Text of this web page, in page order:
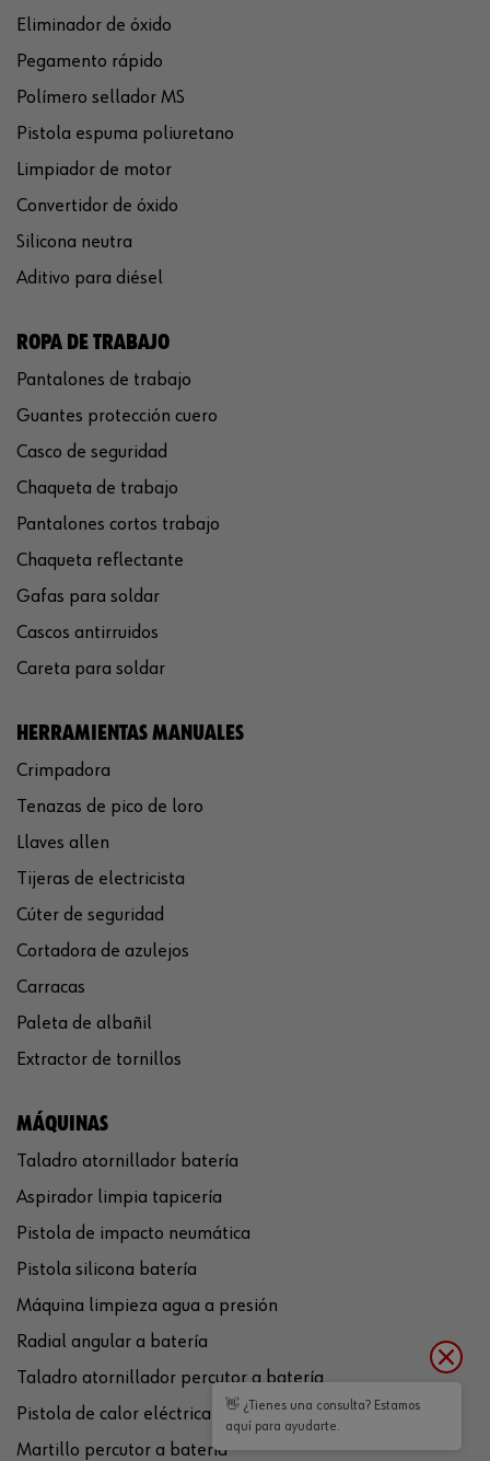
Eliminador de óxido
Pegamento rápido
Polímero sellador MS
Pistola espuma poliuretano
Limpiador de motor
Convertidor de óxido
Silicona neutra
Aditivo para diésel
ROPA DE TRABAJO
Pantalones de trabajo
Guantes protección cuero
Casco de seguridad
Chaqueta de trabajo
Pantalones cortos trabajo
Chaqueta reflectante
Gafas para soldar
Cascos antirruidos
Careta para soldar
HERRAMIENTAS MANUALES
Crimpadora
Tenazas de pico de loro
Llaves allen
Tijeras de electricista
Cúter de seguridad
Cortadora de azulejos
Carracas
Paleta de albañil
Extractor de tornillos
MÁQUINAS
Taladro atornillador batería
Aspirador limpia tapicería
Pistola de impacto neumática
Pistola silicona batería
Máquina limpieza agua a presión
Radial angular a batería
Taladro atornillador percutor a batería
Pistola de calor eléctrica
Martillo percutor a batería
👋 ¿Tienes una consulta? Estamos
aquí para ayudarte.